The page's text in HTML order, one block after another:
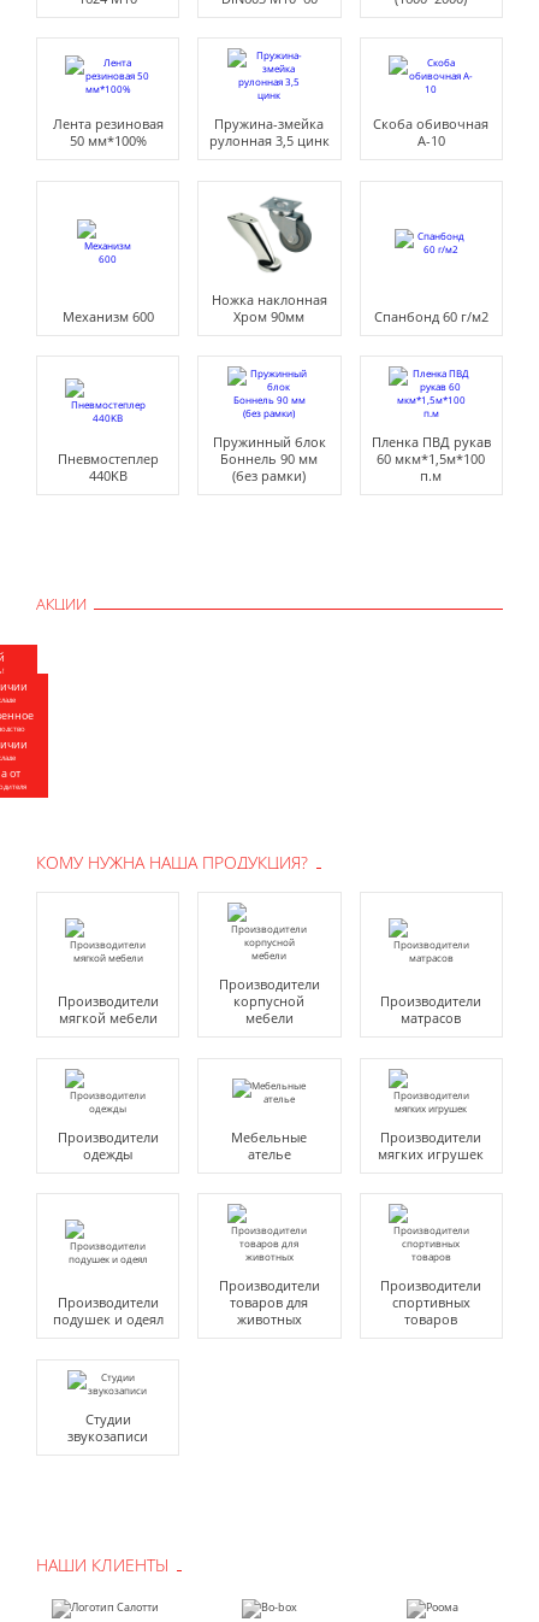
Лента резиновая
50 мм*100%
Пружина-змейка
рулонная 3,5 цинк
Скоба обивочная
A-10
Механизм 600
Ножка наклонная
Хром 90мм
Спанбонд 60 г/м2
Пневмостеплер
440KB
Пружинный блок
Боннель 90 мм
(без рамки)
Пленка ПВД рукав
60 мкм*1,5м*100
п.м
АКЦИИ
от
КОМУ НУЖНА НАША ПРОДУКЦИЯ?
Производители
мягкой мебели
Производители
корпусной
мебели
Производители
матрасов
Производители
одежды
Мебельные
ателье
Производители
мягких игрушек
Производители
подушек и одеял
Производители
товаров для
животных
Производители
спортивных
товаров
Студии
звукозаписи
НАШИ КЛИЕНТЫ